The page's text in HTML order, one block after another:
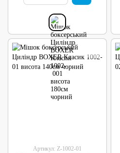
Артикул: Z-1002-01